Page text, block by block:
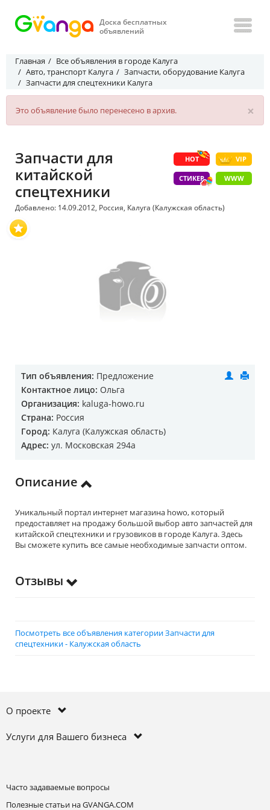
Доска бесплатных
объявлений
Главная
Все объявления в городе Калуга
Авто, транспорт Калуга
Запчасти, оборудование Калуга
Запчасти для спецтехники Калуга
×
Это объявление было перенесено в архив.
HOT VIP
СТИКЕР WWW
Запчасти для
китайской
спецтехники
Добавлено: 14.09.2012, Россия, Калуга (Калужская область)
Тип объявления: Предложение
Контактное лицо: Ольга
Организация: kaluga-howo.ru
Страна: Россия
Город: Калуга (Калужская область)
Адрес: ул. Московская 294а
Описание
Уникальный портал интернет магазина howo, который
предоставляет на продажу большой выбор авто запчастей для
китайской спецтехники и грузовиков в городе Калуга. Здесь
Вы сможете купить все самые необходимые запчасти оптом.
Отзывы
Посмотреть все объявления категории Запчасти для
спецтехники - Калужская область
О проекте
Услуги для Вашего бизнеса
Часто задаваемые вопросы
Полезные статьи на GVANGA.COM